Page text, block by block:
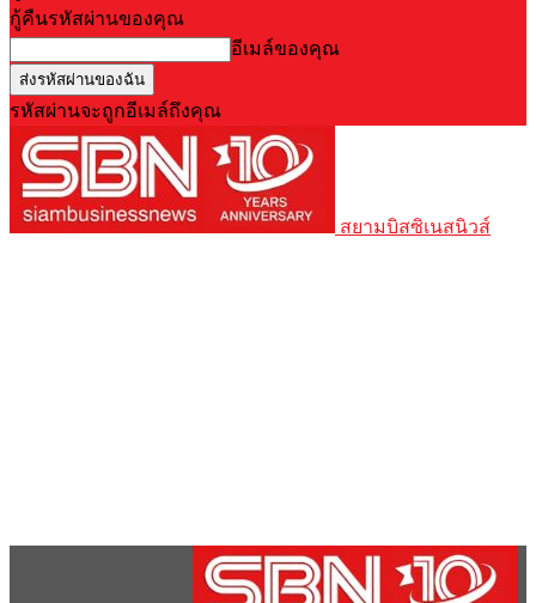
กู้คืนรหัสผ่านของคุณ
อีเมล์ของคุณ
รหัสผ่านจะถูกอีเมล์ถึงคุณ
สยามบิสซิเนสนิวส์